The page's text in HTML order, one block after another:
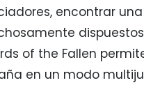
encontrar
of the Fallen
en un modo